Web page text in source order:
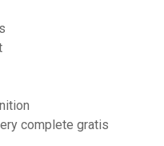
complete gratis